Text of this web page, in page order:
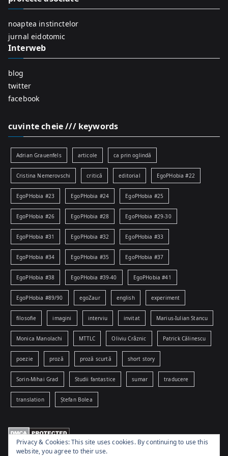
o
noaptea instinctelor
jurnal eidotomic
Interweb
blog
twitter
facebook
cuvinte cheie /// keywords
Adrian Grauenfels articole ca prin oglindă
Cristina Nemerovschi critică editorial EgoPHobia #22
EgoPHobia #23 EgoPHobia #24 EgoPHobia #25
EgoPHobia #26 EgoPHobia #28 EgoPHobia #29-30
EgoPHobia #31 EgoPHobia #32 EgoPHobia #33
EgoPHobia #34 EgoPHobia #35 EgoPHobia #37
EgoPHobia #38 EgoPHobia #39-40 EgoPHobia #41
EgoPHobia #89/90 egoZaur english experiment
filosofie imagini interviu invitat Marius-Iulian Stancu
Monica Manolachi MTTLC Oliviu Crâznic Patrick Călinescu
poezie proză proză scurtă short story
Sorin-Mihai Grad Studii fantastice sumar traducere
translation Ștefan Bolea
Privacy & Cookies: This site uses cookies. By continuing to use this
website, you agree to their use.